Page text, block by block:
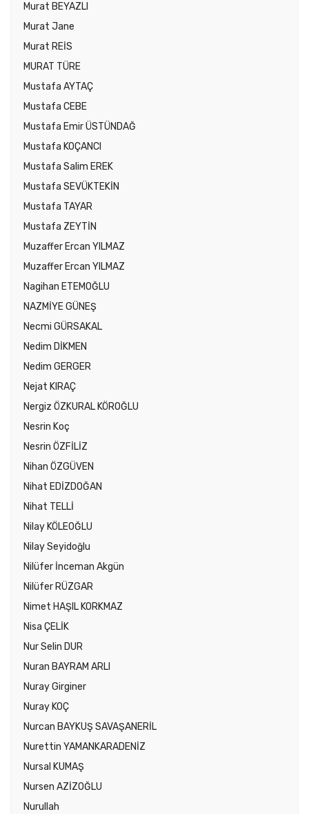
Murat BEYAZLI
Murat Jane
Murat REİS
MURAT TÜRE
Mustafa AYTAÇ
Mustafa CEBE
Mustafa Emir ÜSTÜNDAĞ
Mustafa KOÇANCI
Mustafa Salim EREK
Mustafa SEVÜKTEKİN
Mustafa TAYAR
Mustafa ZEYTİN
Muzaffer Ercan YILMAZ
Muzaffer Ercan YILMAZ
Nagihan ETEMOĞLU
NAZMİYE GÜNEŞ
Necmi GÜRSAKAL
Nedim DİKMEN
Nedim GERGER
Nejat KIRAÇ
Nergiz ÖZKURAL KÖROĞLU
Nesrin Koç
Nesrin ÖZFİLİZ
Nihan ÖZGÜVEN
Nihat EDİZDOĞAN
Nihat TELLİ
Nilay KÖLEOĞLU
Nilay Seyidoğlu
Nilüfer İnceman Akgün
Nilüfer RÜZGAR
Nimet HAŞIL KORKMAZ
Nisa ÇELİK
Nur Selin DUR
Nuran BAYRAM ARLI
Nuray Girginer
Nuray KOÇ
Nurcan BAYKUŞ SAVAŞANERİL
Nurettin YAMANKARADENİZ
Nursal KUMAŞ
Nursen AZİZOĞLU
Nurullah